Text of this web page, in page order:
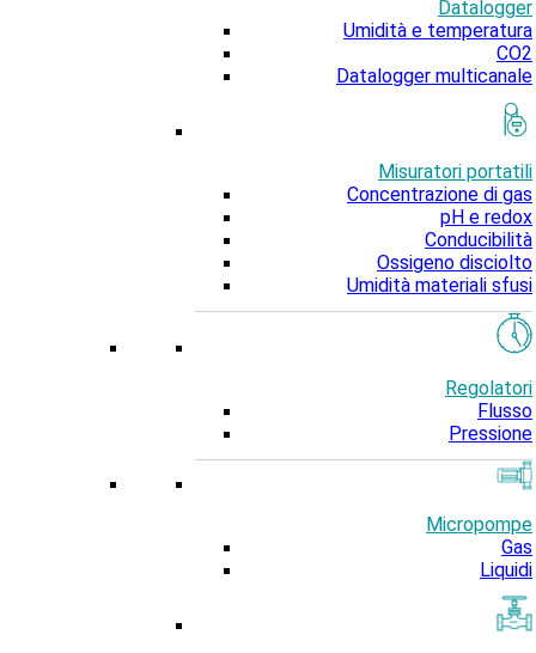
Datalogger
Umidità e temperatura
CO2
Datalogger multicanale
Misuratori portatili
Concentrazione di gas
pH e redox
Conducibilità
Ossigeno disciolto
Umidità materiali sfusi
Regolatori
Flusso
Pressione
Micropompe
Gas
Liquidi